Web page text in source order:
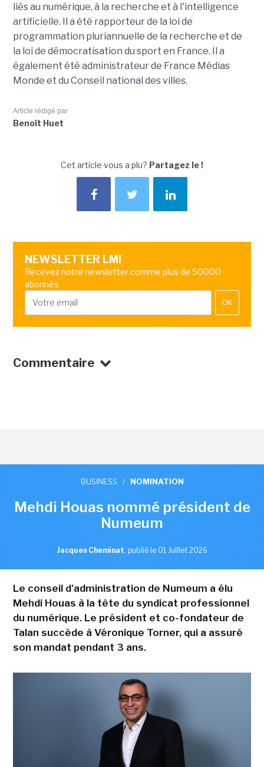
liés au numérique, à la recherche et à l'intelligence
artificielle. Il a été rapporteur de la loi de
programmation pluriannuelle de la recherche et de
la loi de démocratisation du sport en France. Il a
également été administrateur de France Médias
Monde et du Conseil national des villes.
Article rédigé par
Benoît Huet
Cet article vous a plu? Partagez le !
NEWSLETTER LMI
Recevez notre newsletter comme plus de 50000
abonnés
OK
Commentaire
BUSINESS / NOMINATION
Mehdi Houas nommé président de
Numeum
Jacques Cheminat, publié le 01 Juillet 2026
Le conseil d'administration de Numeum a élu
Mehdi Houas à la tête du syndicat professionnel
du numérique. Le président et co-fondateur de
Talan succède à Véronique Torner, qui a assuré
son mandat pendant 3 ans.